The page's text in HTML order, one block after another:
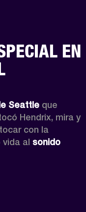
EN
Seattle que
Hendrix, mira y
tocar con la
vida al sonido